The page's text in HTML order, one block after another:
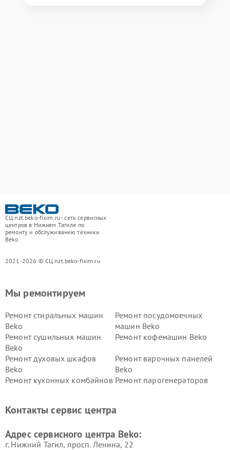
СЦ nzt.beko-fixim.ru - сеть сервисных
центров в Нижнем Тагиле по
ремонту и обслуживанию техники
Beko
2021-2026 © СЦ nzt.beko-fixim.ru
Мы ремонтируем
Ремонт стиральных машин
Beko
Ремонт посудомоечных
машин Beko
Ремонт сушильных машин
Beko
Ремонт кофемашин Beko
Ремонт духовых шкафов
Beko
Ремонт варочных панелей
Beko
Ремонт кухонных комбайнов Ремонт парогенераторов
Ремонт холодильников Beko Ремонт морозильных камер
Контакты сервис центра
Адрес сервисного центра Beko:
г. Нижний Тагил, просп. Ленина, 22